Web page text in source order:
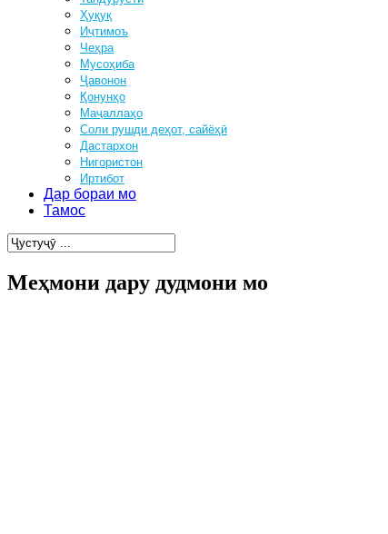
Ҳуқуқ
Иҷтимоъ
Чеҳра
Мусоҳиба
Ҷавонон
Қонунҳо
Маҷаллаҳо
Соли рушди деҳот, сайёҳӣ
Дастархон
Нигористон
Иртибот
Дар бораи мо
Тамос
Меҳмони дару дудмони мо